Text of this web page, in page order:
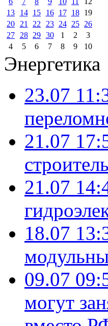
13
14 15 16 17 18
19
20
21 22 23 24 25
26
27
28 29 30 1 2
3
4
5 6 7 8 9 10
Энергетика
23.07
21.07
21.07
18.07
09.07
могут